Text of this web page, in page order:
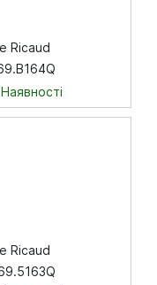
Ricaud
Ricaud